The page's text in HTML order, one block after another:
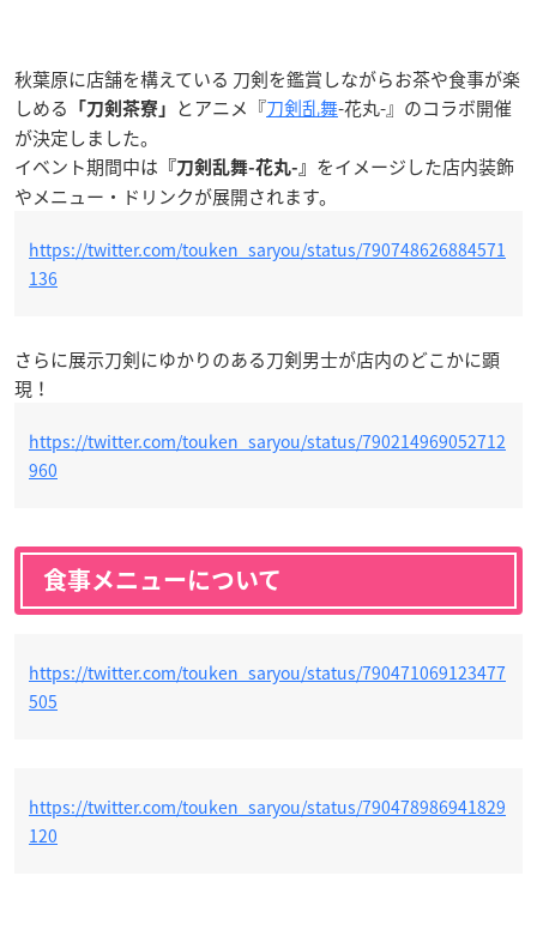
秋葉原に店舗を構えている 刀剣を鑑賞しながらお茶や食事が楽
しめる
「刀剣茶寮」 とアニメ『刀剣乱舞-花丸-』のコラボ開催
が決定しました。
イベント期間中は 『刀剣乱舞-花丸-』 をイメージした店内装飾
やメニュー・ドリンクが展開されます。
https://twitter.com/touken_saryou/status/790748626884571
136
さらに展示刀剣にゆかりのある刀剣男士が店内のどこかに顕
現！
https://twitter.com/touken_saryou/status/790214969052712
960
食事メニューについて
https://twitter.com/touken_saryou/status/790471069123477
505
https://twitter.com/touken_saryou/status/790478986941829
120